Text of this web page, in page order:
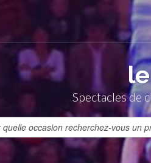
Spectacles de